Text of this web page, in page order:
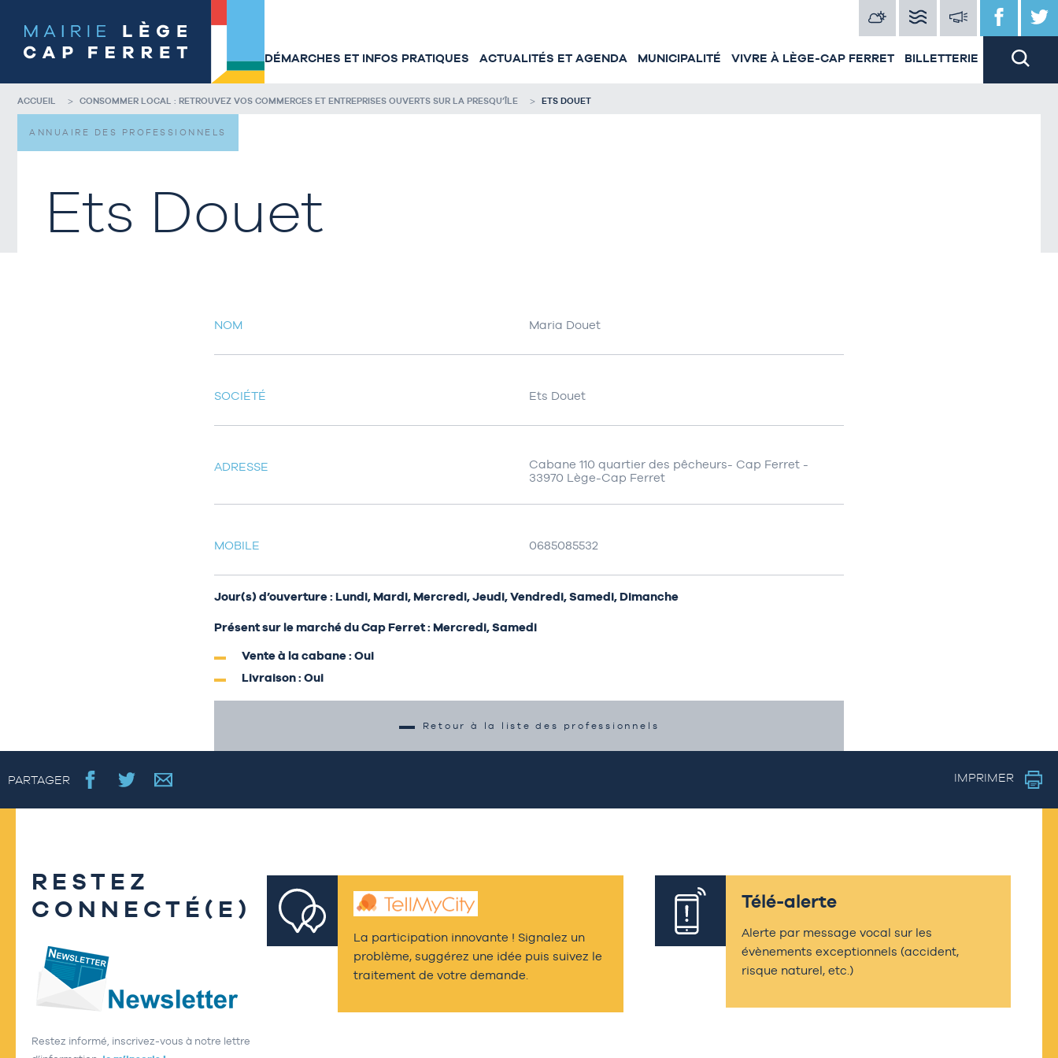
contenu
page
DÉMARCHES ET INFOS PRATIQUES ACTUALITÉS ET AGENDA MUNICIPALITÉ VIVRE À LÈGE-CAP FERRET BILLETTERIE
ACCUEIL CONSOMMER LOCAL : RETROUVEZ VOS COMMERCES ET ENTREPRISES OUVERTS SUR LA PRESQU’ÎLE ETS DOUET
Ets Douet
ANNUAIRE DES PROFESSIONNELS
NOM Maria Douet
SOCIÉTÉ Ets Douet
ADRESSE
Cabane 110 quartier des pêcheurs- Cap Ferret -
33970 Lège-Cap Ferret
MOBILE 0685085532
Jour(s) d’ouverture : Lundi, Mardi, Mercredi, Jeudi, Vendredi, Samedi, Dimanche
Présent sur le marché du Cap Ferret : Mercredi, Samedi
Vente à la cabane : Oui
Livraison : Oui
Retour à la liste des professionnels
PARTAGER IMPRIMER
RESTEZ
CONNECTÉ(E)
Restez informé, inscrivez-vous à notre lettre
La participation innovante ! Signalez un
problème, suggérez une idée puis suivez le
traitement de votre demande.
Télé-alerte
Alerte par message vocal sur les
évènements exceptionnels (accident,
risque naturel, etc.)